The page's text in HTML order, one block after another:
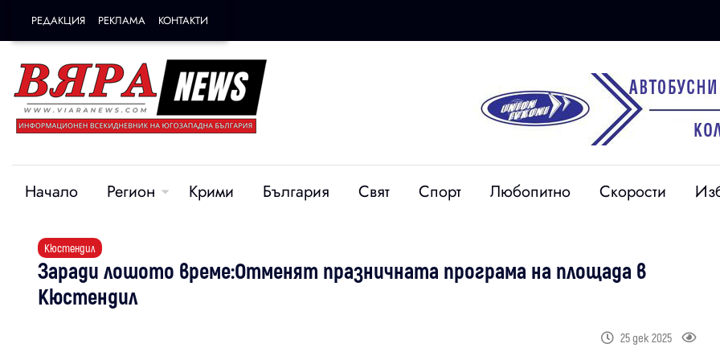
РЕДАКЦИЯ РЕКЛАМА КОНТАКТИ
Начало Регион Крими България Свят Спорт Любопитно Скорости
Кюстендил
Заради лошото време:Отменят празничната програма на площада в
Кюстендил
25 дек 2025